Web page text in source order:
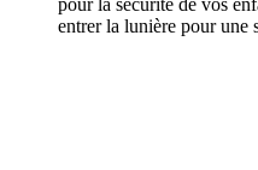
entrer la lunière pour une